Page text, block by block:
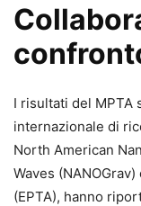
I risultati del MPTA
internazionale di
North American
Waves (NANOGrav)
(EPTA), hanno